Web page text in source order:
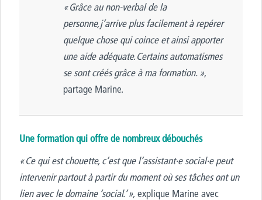
« Grâce au non-verbal de la
personne, j’arrive plus facilement à repérer
quelque chose qui coince et ainsi apporter
une aide adéquate. Certains automatismes
se sont créés grâce à ma formation. »,
partage Marine.
Une formation qui offre de nombreux débouchés
« Ce qui est chouette, c’est que l’assistant·e social·e peut
intervenir partout à partir du moment où ses tâches ont un
lien avec le domaine ‘social.’ », explique Marine avec